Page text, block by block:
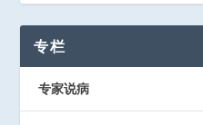
专栏
专家说病